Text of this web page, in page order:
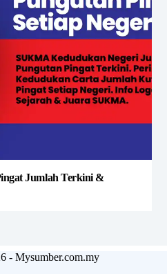
Jumlah Terkini &
- Mysumber.com.my